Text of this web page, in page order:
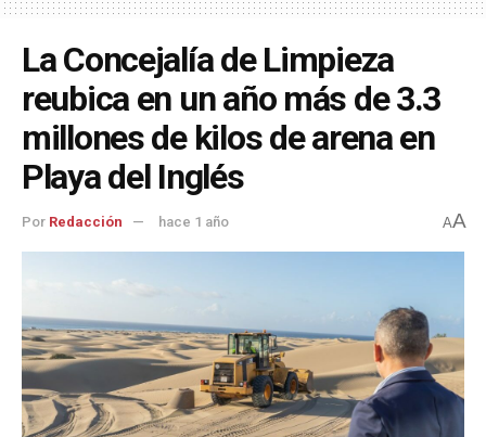
La Concejalía de Limpieza
reubica en un año más de 3.3
millones de kilos de arena en
Playa del Inglés
Por Redacción hace 1 año AA